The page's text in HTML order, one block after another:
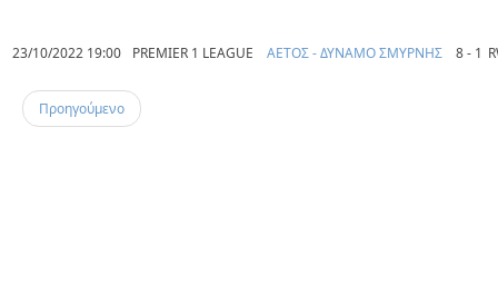
23/10/2022 19:00 PREMIER 1 LEAGUE ΑΕΤΟΣ - ΔΥΝΑΜΟ ΣΜΥΡΝΗΣ 8 - 1
Προηγούμενο